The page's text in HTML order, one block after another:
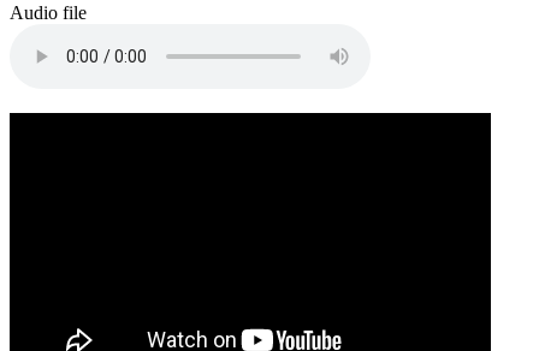
Audio file